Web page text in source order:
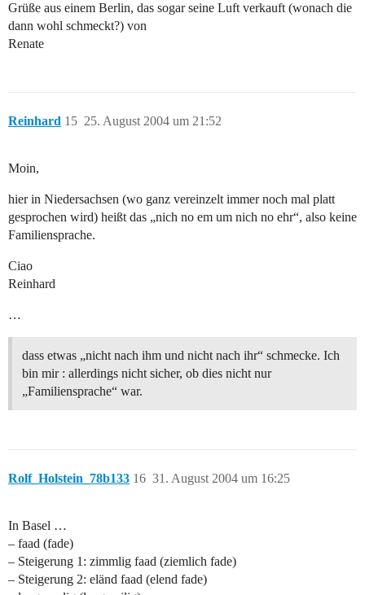
Grüße aus einem Berlin, das sogar seine Luft verkauft (wonach die
dann wohl schmeckt?) von
Renate
Reinhard 25. August 2004 um 21:52
15
Moin,
hier in Niedersachsen (wo ganz vereinzelt immer noch mal platt
gesprochen wird) heißt das „nich no em um nich no ehr“, also keine
Familiensprache.
Ciao
Reinhard
…
dass etwas „nicht nach ihm und nicht nach ihr“ schmecke. Ich
bin mir : allerdings nicht sicher, ob dies nicht nur
„Familiensprache“ war.
Rolf_Holstein_78b133 31. August 2004 um 16:25
16
In Basel …
– faad (fade)
– Steigerung 1: zimmlig faad (ziemlich fade)
– Steigerung 2: eländ faad (elend fade)